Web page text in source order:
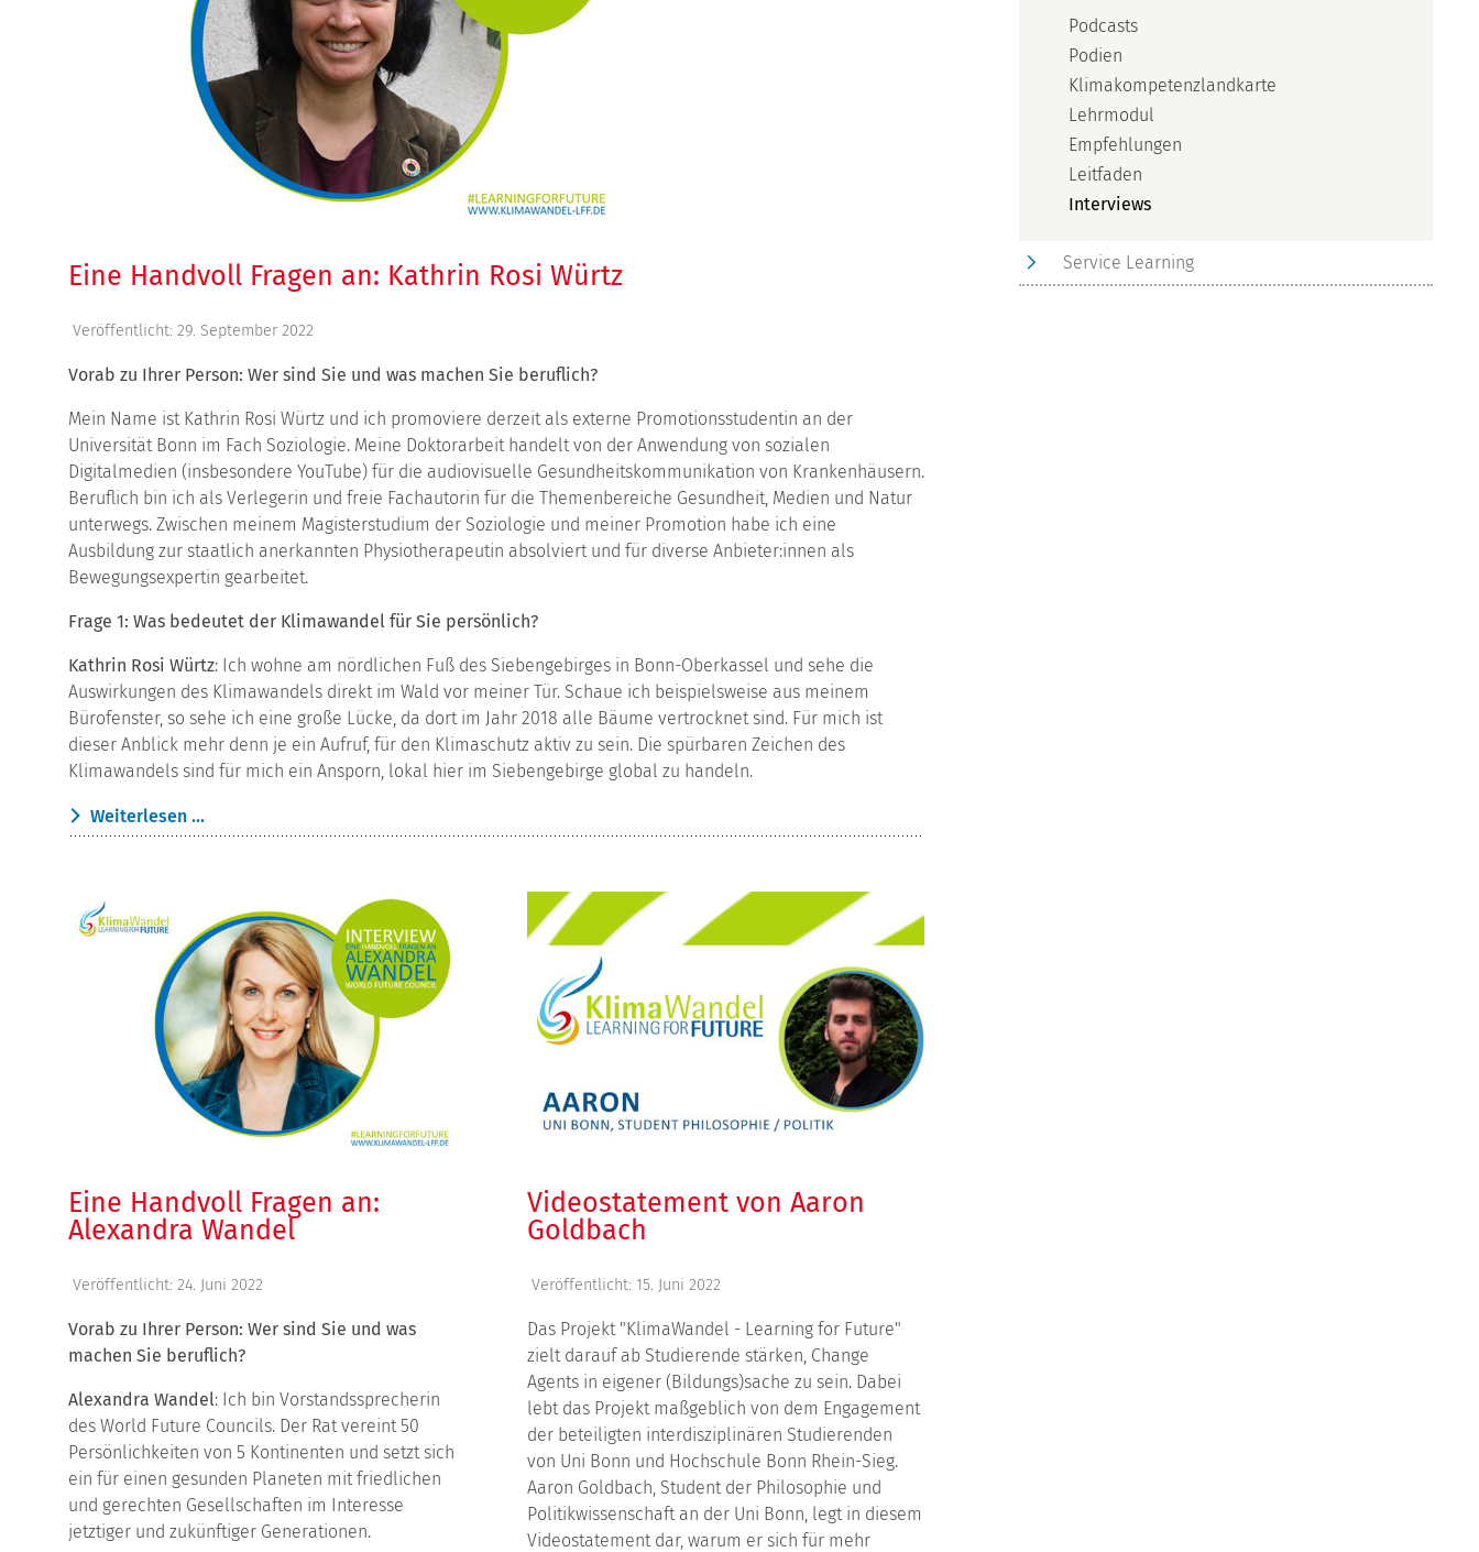
Eine Handvoll Fragen an: Kathrin Rosi Würtz
Veröffentlicht: 29. September 2022
Vorab zu Ihrer Person: Wer sind Sie und was machen Sie beruflich?
Mein Name ist Kathrin Rosi Würtz und ich promoviere derzeit als externe Promotionsstudentin an der
Universität Bonn im Fach Soziologie. Meine Doktorarbeit handelt von der Anwendung von sozialen
Digitalmedien (insbesondere YouTube) für die audiovisuelle Gesundheitskommunikation von Krankenhäusern.
Beruflich bin ich als Verlegerin und freie Fachautorin für die Themenbereiche Gesundheit, Medien und Natur
unterwegs. Zwischen meinem Magisterstudium der Soziologie und meiner Promotion habe ich eine
Ausbildung zur staatlich anerkannten Physiotherapeutin absolviert und für diverse Anbieter:innen als
Bewegungsexpertin gearbeitet.
Frage 1: Was bedeutet der Klimawandel für Sie persönlich?
Kathrin Rosi Würtz: Ich wohne am nördlichen Fuß des Siebengebirges in Bonn-Oberkassel und sehe die
Auswirkungen des Klimawandels direkt im Wald vor meiner Tür. Schaue ich beispielsweise aus meinem
Bürofenster, so sehe ich eine große Lücke, da dort im Jahr 2018 alle Bäume vertrocknet sind. Für mich ist
dieser Anblick mehr denn je ein Aufruf, für den Klimaschutz aktiv zu sein. Die spürbaren Zeichen des
Klimawandels sind für mich ein Ansporn, lokal hier im Siebengebirge global zu handeln.
Weiterlesen ...
Eine Handvoll Fragen an:
Alexandra Wandel
Veröffentlicht: 24. Juni 2022
Vorab zu Ihrer Person: Wer sind Sie und was
machen Sie beruflich?
Alexandra Wandel: Ich bin Vorstandssprecherin
des World Future Councils. Der Rat vereint 50
Persönlichkeiten von 5 Kontinenten und setzt sich
ein für einen gesunden Planeten mit friedlichen
und gerechten Gesellschaften im Interesse
jetztiger und zukünftiger Generationen.
Videostatement von Aaron
Goldbach
Veröffentlicht: 15. Juni 2022
Das Projekt "KlimaWandel - Learning for Future"
zielt darauf ab Studierende stärken, Change
Agents in eigener (Bildungs)sache zu sein. Dabei
lebt das Projekt maßgeblich von dem Engagement
der beteiligten interdisziplinären Studierenden
von Uni Bonn und Hochschule Bonn Rhein-Sieg.
Aaron Goldbach, Student der Philosophie und
Politikwissenschaft an der Uni Bonn, legt in diesem
Videostatement dar, warum er sich für mehr
Podcasts
Podien
Klimakompetenzlandkarte
Lehrmodul
Empfehlungen
Leitfaden
Interviews
Service Learning